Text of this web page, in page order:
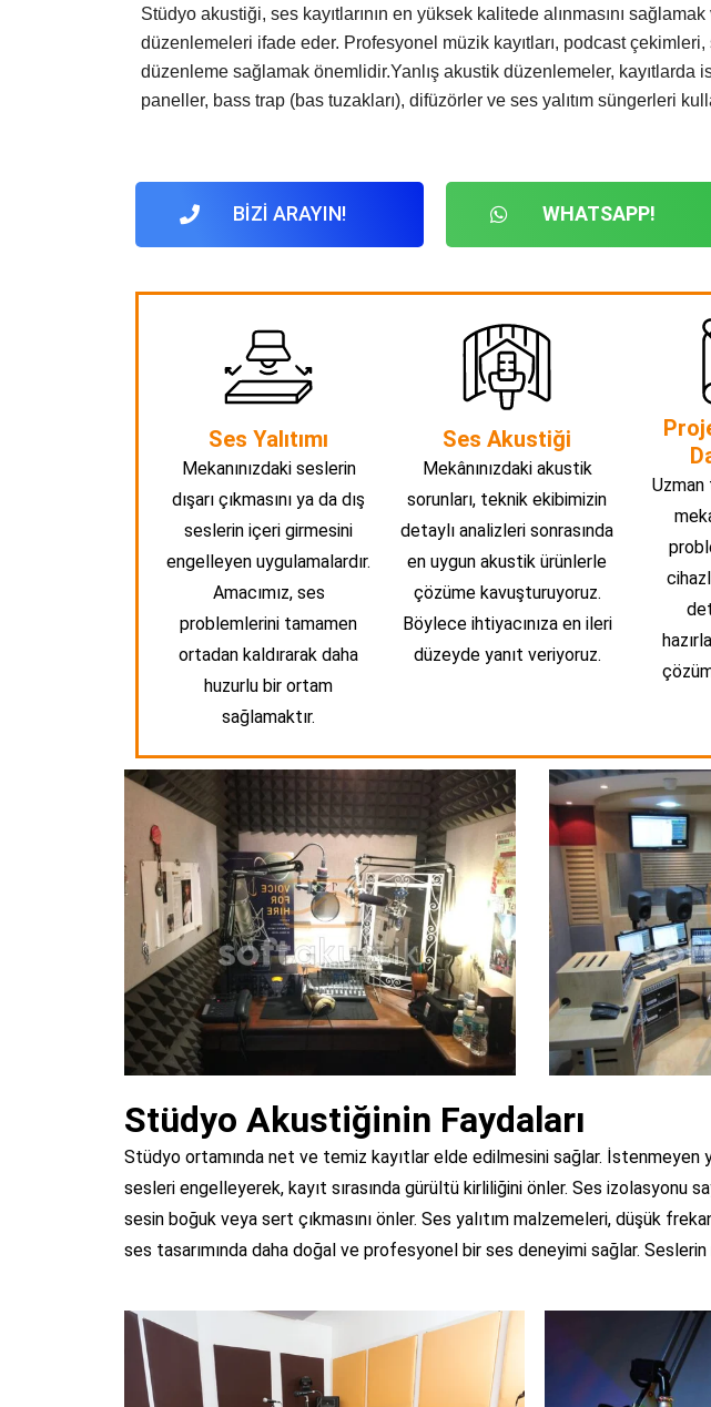
Stüdyo akustiği, ses kayıtlarının en yüksek kalitede alınmasını
düzenlemeleri ifade eder. Profesyonel müzik kayıtları, podcast
düzenleme sağlamak önemlidir.Yanlış akustik düzenlemeler,
paneller, bass trap (bas tuzakları), difüzörler ve ses yalıtım süngerleri
BİZİ ARAYIN! WHATSAPP!
Ses Yalıtımı
Mekanınızdaki seslerin
dışarı çıkmasını ya da dış
seslerin içeri girmesini
engelleyen uygulamalardır.
Amacımız, ses
problemlerini tamamen
ortadan kaldırarak daha
huzurlu bir ortam
sağlamaktır.
Ses Akustiği
Mekânınızdaki akustik
sorunları, teknik ekibimizin
detaylı analizleri sonrasında
en uygun akustik ürünlerle
çözüme kavuşturuyoruz.
Böylece ihtiyacınıza en ileri
düzeyde yanıt veriyoruz.
Stüdyo Akustiğinin Faydaları
Stüdyo ortamında net ve temiz kayıtlar elde edilmesini sağlar. İstenmeyen
sesleri engelleyerek, kayıt sırasında gürültü kirliliğini önler. Ses izolasyonu
sesin boğuk veya sert çıkmasını önler. Ses yalıtım malzemeleri, düşük
ses tasarımında daha doğal ve profesyonel bir ses deneyimi sağlar.